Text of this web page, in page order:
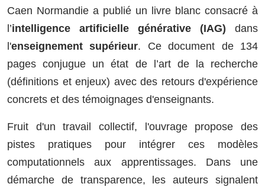
Caen Normandie a publié un livre blanc consacré à
l’intelligence artificielle générative (IAG) dans
l'enseignement supérieur. Ce document de 134
pages conjugue un état de l’art de la recherche
(définitions et enjeux) avec des retours d'expérience
concrets et des témoignages d'enseignants.
Fruit d'un travail collectif, l'ouvrage propose des
pistes pratiques pour intégrer ces modèles
computationnels aux apprentissages. Dans une
démarche de transparence, les auteurs signalent